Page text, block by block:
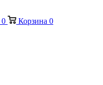
0 Корзина 0